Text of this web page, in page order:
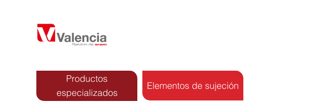
Elementos de sujeción
Productos
especializados